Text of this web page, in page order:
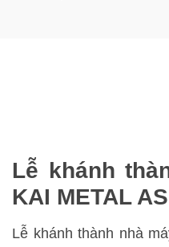
Lễ khánh
KAI METAL
Lễ khánh thành nhà